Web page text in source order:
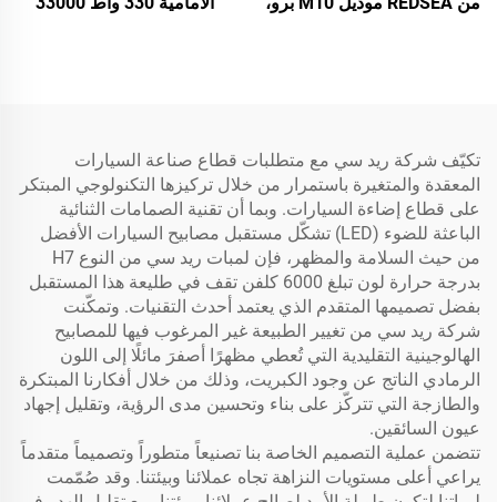
تكيّف شركة ريد سي مع متطلبات قطاع صناعة السيارات
المعقدة والمتغيرة باستمرار من خلال تركيزها التكنولوجي المبتكر
على قطاع إضاءة السيارات. وبما أن تقنية الصمامات الثنائية
الباعثة للضوء (LED) تشكّل مستقبل مصابيح السيارات الأفضل
من حيث السلامة والمظهر، فإن لمبات ريد سي من النوع H7
بدرجة حرارة لون تبلغ 6000 كلفن تقف في طليعة هذا المستقبل
بفضل تصميمها المتقدم الذي يعتمد أحدث التقنيات. وتمكّنت
شركة ريد سي من تغيير الطبيعة غير المرغوب فيها للمصابيح
الهالوجينية التقليدية التي تُعطي مظهرًا أصفرَ مائلًا إلى اللون
الرمادي الناتج عن وجود الكبريت، وذلك من خلال أفكارنا المبتكرة
والطازجة التي تتركّز على بناء وتحسين مدى الرؤية، وتقليل إجهاد
عيون السائقين.
تتضمن عملية التصميم الخاصة بنا تصنيعاً متطوراً وتصميماً متقدماً
يراعي أعلى مستويات النزاهة تجاه عملائنا وبيئتنا. وقد صُمّمت